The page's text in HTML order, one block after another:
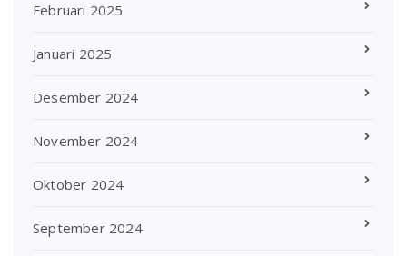
Februari 2025
Januari 2025
Desember 2024
November 2024
Oktober 2024
September 2024